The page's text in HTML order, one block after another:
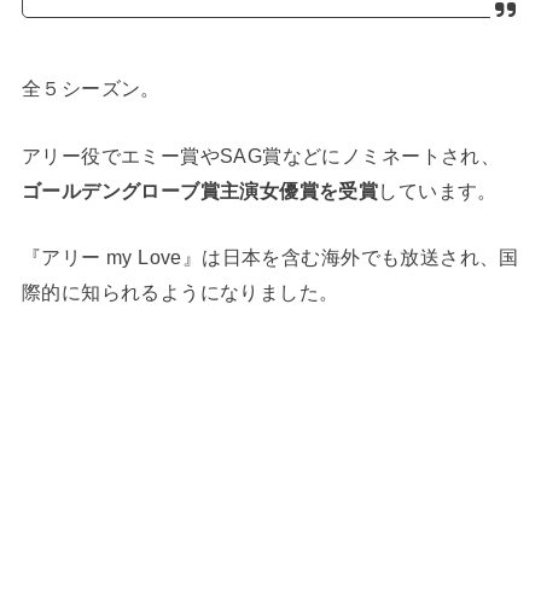
全５シーズン。
アリー役でエミー賞やSAG賞などにノミネートされ、
ゴールデングローブ賞主演女優賞を受賞しています。
『アリー my Love』は日本を含む海外でも放送され、国
際的に知られるようになりました。